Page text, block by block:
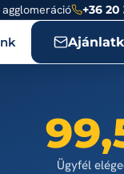
+36 20
Ügyfél